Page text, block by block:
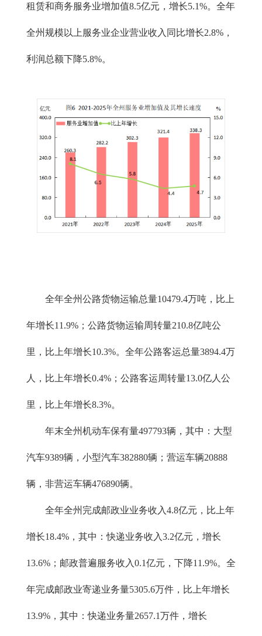
租赁和商务服务业增加值8.5亿元，增长5.1%。全年
全州规模以上服务业企业营业收入同比增长2.8%，
利润总额下降5.8%。
全年全州公路货物运输总量10479.4万吨，比上
年增长11.9%；公路货物运输周转量210.8亿吨公
里，比上年增长10.3%。全年公路客运总量3894.4万
人，比上年增长0.4%；公路客运周转量13.0亿人公
里，比上年增长8.3%。
年末全州机动车保有量497793辆，其中：大型
汽车9389辆，小型汽车382880辆；营运车辆20888
辆，非营运车辆476890辆。
全年全州完成邮政业业务收入4.8亿元，比上年
增长18.4%，其中：快递业务收入3.2亿元，增长
13.6%；邮政普遍服务收入0.1亿元，下降11.9%。全
年完成邮政业寄递业务量5305.6万件，比上年增长
13.9%，其中：快递业务量2657.1万件，增长